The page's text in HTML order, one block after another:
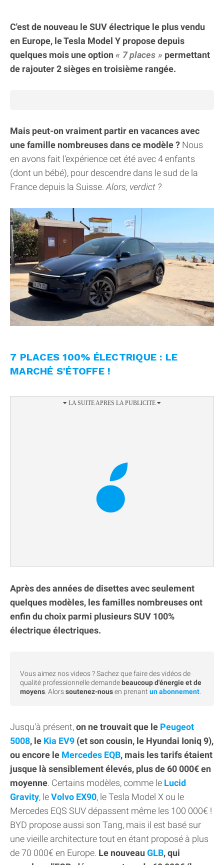
C'est de nouveau le SUV électrique le plus vendu
en Europe, le Tesla Model Y propose depuis
quelques mois une option
7 places
permettant
de rajouter 2 sièges en troisième rangée.
Mais peut-on vraiment partir en vacances avec
une famille nombreuses dans ce modèle ? Nous
en avons fait l'expérience cet été avec 4 enfants
(dont un bébé), pour descendre dans le sud de la
France depuis la Suisse.Alors, verdict ?
7 PLACES 100% ÉLECTRIQUE : LE
MARCHÉ S'ÉTOFFE !
Après des années de disettes avec seulement
quelques modèles, les familles nombreuses ont
enfin du choix parmi plusieurs SUV 100%
électrique électriques.
Vous aimez nos videos ? Sachez que faire des vidéos de
qualité professionnelle demande beaucoup d'énergie et de
moyens. Alorssoutenez-nousen prenant un abonnement.
Jusqu'à présent,on ne trouvait que le Peugeot
5008, le Kia EV9 (et son cousin, le Hyundai Ioniq 9),
ou encore le Mercedes EQB, mais les tarifs étaient
jusque là sensiblement élevés, plus de 60 000€ en
moyenne. Certains modèles, comme le Lucid
Gravity, leVolvo EX90, le Tesla Model X ou le
Mercedes EQS SUV dépassent même les 100 000€ !
BYD propose aussi son Tang, mais il est basé sur
une vieille architecture tout en étant proposé à plus
de 70 000€ en Europe. Le nouveau GLB, qui